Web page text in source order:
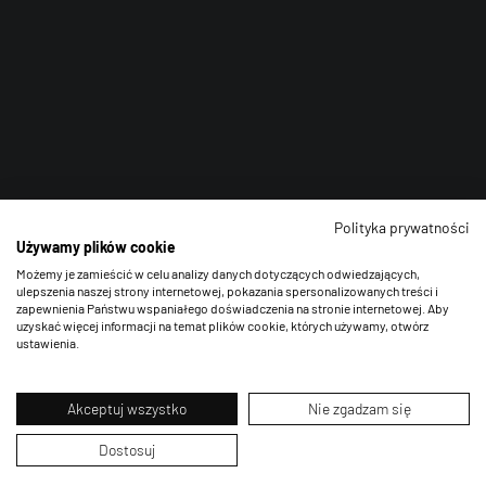
Polityka prywatności
Używamy plików cookie
Możemy je zamieścić w celu analizy danych dotyczących odwiedzających,
ulepszenia naszej strony internetowej, pokazania spersonalizowanych treści i
zapewnienia Państwu wspaniałego doświadczenia na stronie internetowej. Aby
uzyskać więcej informacji na temat plików cookie, których używamy, otwórz
ustawienia.
Akceptuj wszystko Nie zgadzam się
Dostosuj